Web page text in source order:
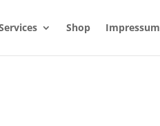
Shop Impressum